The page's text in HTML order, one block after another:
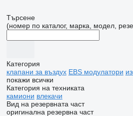
Търсене
(номер по каталог, марка, модел,
Категория
клапани за въздух EBS модулатори
покажи всички
Категория на техниката
камиони влекачи
Вид на резервната част
оригинална резервна част